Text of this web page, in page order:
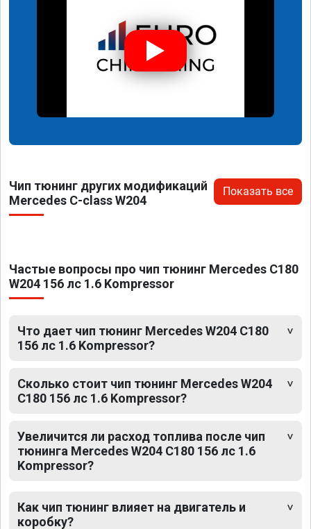
Чип тюнинг других модификаций
Mercedes C-class W204
Показать все
Частые вопросы про чип тюнинг Mercedes C180
W204 156 лс 1.6 Kompressor
Что дает чип тюнинг Mercedes W204 C180
156 лс 1.6 Kompressor?
Сколько стоит чип тюнинг Mercedes W204
C180 156 лс 1.6 Kompressor?
Увеличится ли расход топлива после чип
тюнинга Mercedes W204 C180 156 лс 1.6
Kompressor?
Как чип тюнинг влияет на двигатель и
коробку?